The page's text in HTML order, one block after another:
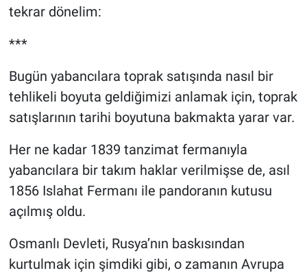
tekrar dönelim:
***
Bugün yabancılara toprak satışında nasıl bir
tehlikeli boyuta geldiğimizi anlamak için, toprak
satışlarının tarihi boyutuna bakmakta yarar var.
Her ne kadar 1839 tanzimat fermanıyla
yabancılara bir takım haklar verilmişse de, asıl
1856 Islahat Fermanı ile pandoranın kutusu
açılmış oldu.
Osmanlı Devleti, Rusya’nın baskısından
kurtulmak için şimdiki gibi, o zamanın Avrupa